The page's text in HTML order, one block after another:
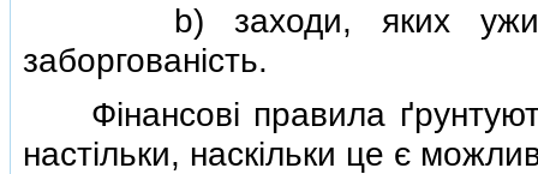
b) заходи, яких
заборгованiсть.
Фiнансовi правила
настiльки, наскiльки це є